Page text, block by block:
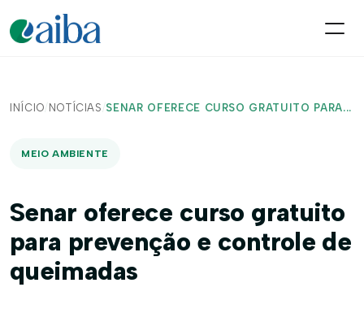
INÍCIO/ NOTÍCIAS /SENAR OFERECE CURSO GRATUITO PARA...
MEIO AMBIENTE
Senar oferece curso gratuito
para prevenção e controle de
queimadas